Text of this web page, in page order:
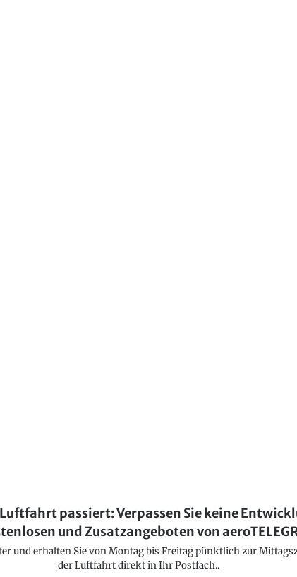
passiert: Verpassen Sie keine
und Zusatzangeboten von
und erhalten Sie von Montag bis Freitag pünktlich zur
der Luftfahrt direkt in Ihr Postfach..